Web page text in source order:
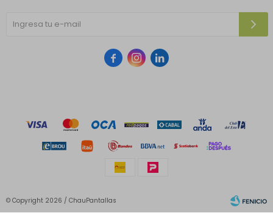
  
© Copyright 2026 / ChauPantallas